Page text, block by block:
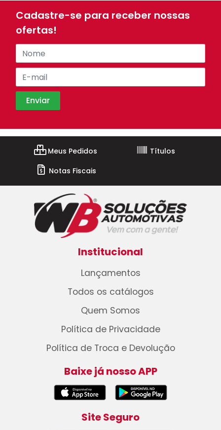
Cadastre-se para receber nossas
ofertas!
Meus Pedidos
Títulos
Notas Fiscais
Institucional
Lançamentos
Todos os catálogos
Quem Somos
Política de Privacidade
Política de Troca e Devolução
Baixe já nosso APP
Site Seguro